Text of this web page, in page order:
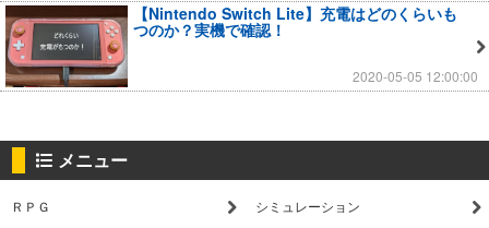
【Nintendo Switch Lite】充電はどのくらいも
つのか？実機で確認！
2020-05-05 12:00:00
メニュー
ＲＰＧ シミュレーション